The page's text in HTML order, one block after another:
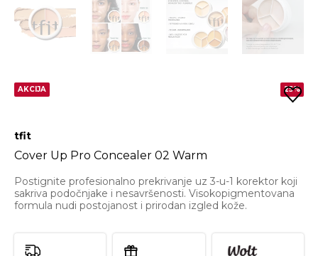
AKCIJA 25%
tfit
Cover Up Pro Concealer 02 Warm
Postignite profesionalno prekrivanje uz 3-u-1 korektor koji
sakriva podočnjake i nesavršenosti. Visokopigmentovana
formula nudi postojanost i prirodan izgled kože.